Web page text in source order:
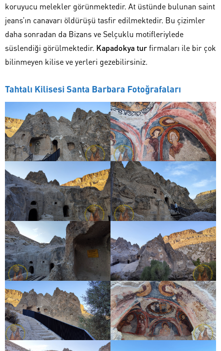
koruyucu melekler görünmektedir. At üstünde bulunan saint
jeans’ın canavarı öldürüşü tasfir edilmektedir. Bu çizimler
daha sonradan da Bizans ve Selçuklu motifleriylede
süslendiği görülmektedir. Kapadokya turfirmaları ile bir çok
bilinmeyen kilise ve yerleri gezebilirsiniz.
Tahtalı Kilisesi Santa Barbara Fotoğrafaları